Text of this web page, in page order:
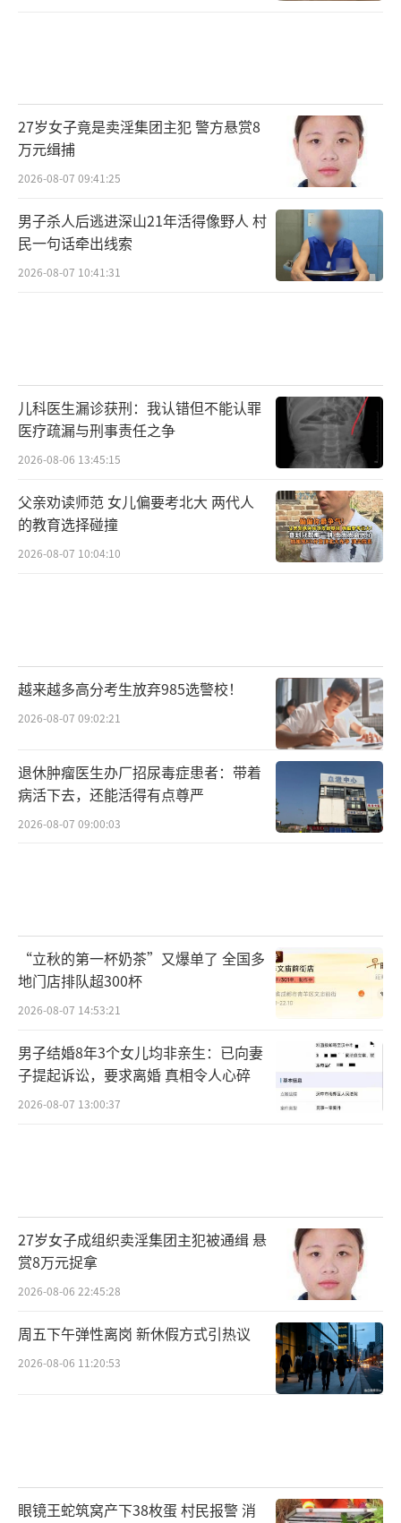
27岁女子竟是卖淫集团主犯 警方悬赏8
万元缉捕
2026-08-07 09:41:25
男子杀人后逃进深山21年活得像野人 村
民一句话牵出线索
2026-08-07 10:41:31
儿科医生漏诊获刑：我认错但不能认罪
医疗疏漏与刑事责任之争
2026-08-06 13:45:15
父亲劝读师范 女儿偏要考北大 两代人
的教育选择碰撞
2026-08-07 10:04:10
越来越多高分考生放弃985选警校！
2026-08-07 09:02:21
退休肿瘤医生办厂招尿毒症患者：带着
病活下去，还能活得有点尊严
2026-08-07 09:00:03
“立秋的第一杯奶茶”又爆单了 全国多
地门店排队超300杯
2026-08-07 14:53:21
男子结婚8年3个女儿均非亲生：已向妻
子提起诉讼，要求离婚 真相令人心碎
2026-08-07 13:00:37
27岁女子成组织卖淫集团主犯被通缉 悬
赏8万元捉拿
2026-08-06 22:45:28
周五下午弹性离岗 新休假方式引热议
2026-08-06 11:20:53
眼镜王蛇筑窝产下38枚蛋 村民报警 消